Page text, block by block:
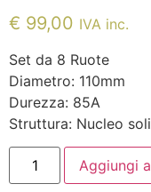
€ 99,00 IVA inc.
Set da 8 Ruote
Diametro: 110mm
Durezza: 85A
Struttura: Nucleo
ROLLERBLADE
HYDROGEN
110MM-
Aggiungi